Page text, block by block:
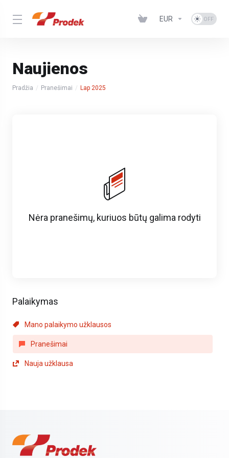
EUR
Naujienos
Pradžia Pranešimai Lap 2025
Palaikymas
Mano palaikymo užklausos
Pranešimai
Nauja užklausa
Nėra pranešimų, kuriuos būtų galima rodyti